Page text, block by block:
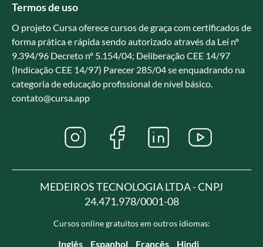
Termos de uso
O projeto Cursa oferece cursos de graça com certificados de
forma prática e rápida sendo autorizado através da Lei nº
9.394/96 Decreto nº 5.154/04; Deliberação CEE 14/97
(Indicação CEE 14/97) Parecer 285/04 se enquadrando na
categoria de educação profissional de nível básico.
contato@cursa.app
MEDEIROS TECNOLOGIA LTDA - CNPJ
24.471.978/0001-08
Cursos online gratuitos em outros idiomas:
Inglês Espanhol Francês Hindi